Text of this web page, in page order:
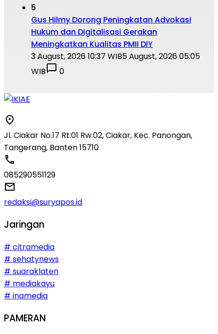
5
Gus Hilmy Dorong Peningkatan Advokasi
Hukum dan Digitalisasi Gerakan
Meningkatkan Kualitas PMII DIY
3 August, 2026 10:37 WIB5 August, 2026 05:05
WIB
0
Jl. Ciakar No.17 Rt.01 Rw.02, Ciakar, Kec. Panongan,
Tangerang, Banten 15710
085290551129
redaksi@suryapos.id
Jaringan
# citramedia
# sehatynews
# suaraklaten
# mediakayu
# inamedia
PAMERAN